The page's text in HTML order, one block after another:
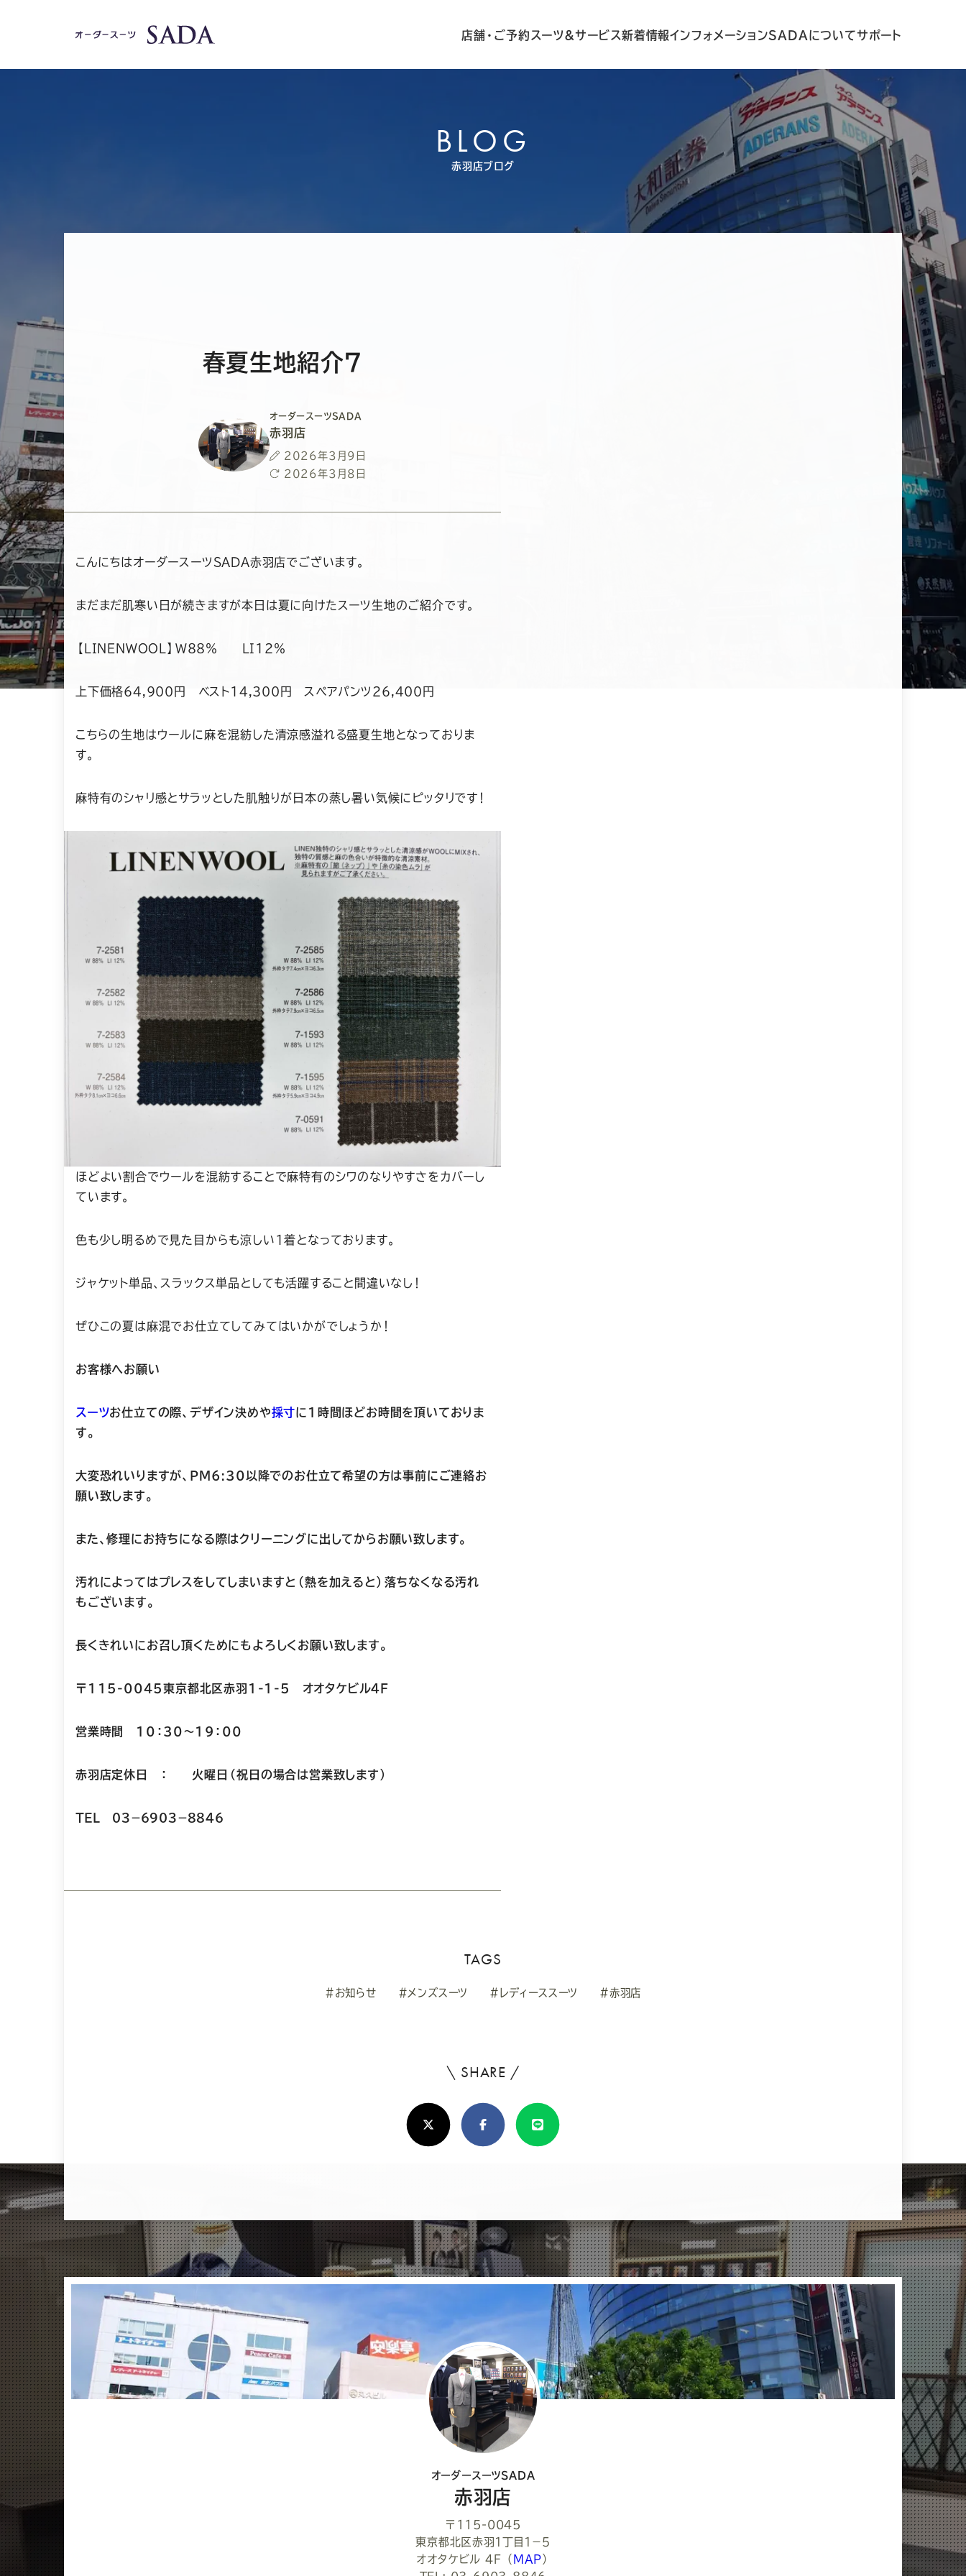
店舗・ご予約 スーツ&サービス新着情報インフォメーションSADAについてサポート
BLOG
赤羽店ブログ
春夏生地紹介7
オーダースーツSADA
赤羽店
投
稿
2026年3月9日
最
更
2026年3月8日
こんにちはオーダースーツSADA赤羽店でございます。
まだまだ肌寒い日が続きますが本日は夏に向けたスーツ生地のご紹介です。
【LINENWOOL】W88％ LI12％
上下価格64,900円 ベスト14,300円 スペアパンツ26,400円
こちらの生地はウールに麻を混紡した清涼感溢れる盛夏生地となっておりま
す。
麻特有のシャリ感とサラッとした肌触りが日本の蒸し暑い気候にピッタリです！
ほどよい割合でウールを混紡することで麻特有のシワのなりやすさをカバーし
ています。
色も少し明るめで見た目からも涼しい1着となっております。
ジャケット単品、スラックス単品としても活躍すること間違いなし！
ぜひこの夏は麻混でお仕立てしてみてはいかがでしょうか！
お客様へお願い
スーツお仕立ての際、デザイン決めや採寸に 1
時間ほどお時間を頂いておりま
す。
大変恐れいりますが、 PM6:30以降でのお仕立て希望の方は事前にご連絡お
願い致します。
また、修理にお持ちになる際はクリーニングに出してからお願い致します。
汚れによってはプレスをしてしまいますと（熱を加えると）落ちなくなる汚れ
もございます。
長くきれいにお召し頂くためにもよろしくお願い致します。
〒115-0045東京都北区赤羽1-1-5 オオタケビル４F
営業時間 10：30～19：00
赤羽店定休日 ： 火曜日（祝日の場合は営業致します）
ＴＥＬ ０３－６９０３－８８４６
TAGS
#お知らせ #メンズスーツ #レディーススーツ #赤羽店
\ SHARE /
ろ
し
け
シ
ェ
ア
し
く
だ
さ
い
X(Twitter)FacebookLine
オーダースーツSADA
赤羽店
〒115-0045
東京都北区赤羽１丁目１−５
オオタケビル 4F
（ MAP ）